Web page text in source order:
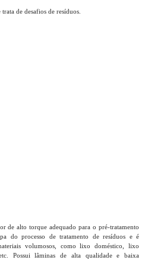
de desafios de resíduos.
de alto torque adequado para o pré-tratamento
do processo de tratamento de resíduos e é
volumosos, como lixo doméstico, lixo
Possui lâminas de alta qualidade e baixa